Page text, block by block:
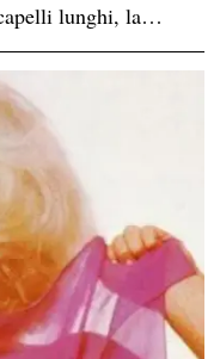
lunghi, la…